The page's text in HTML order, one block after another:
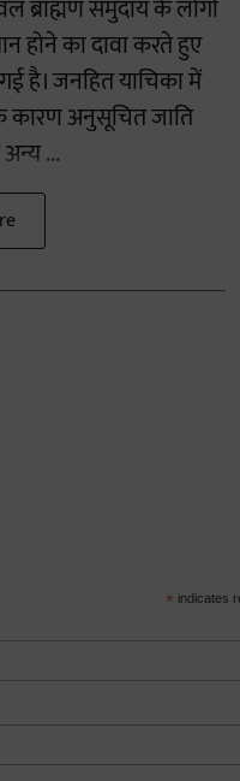
ब्राह्मण समुदाय के लोगों
होने का दावा करते हुए
है। जनहित याचिका में
कारण अनुसूचित जाति
...
* indicates